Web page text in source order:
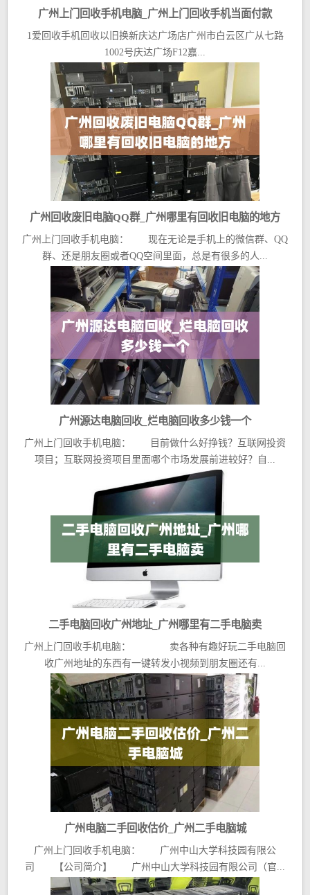
广州上门回收手机电脑_广州上门回收手机当面付款
1爱回收手机回收以旧换新庆达广场店广州市白云区广从七路
1002号庆达广场F12嘉...
广州回收废旧电脑QQ群_广州哪里有回收旧电脑的地方
广州上门回收手机电脑： 现在无论是手机上的微信群、QQ
群、还是朋友圈或者QQ空间里面，总是有很多的人...
广州源达电脑回收_烂电脑回收多少钱一个
广州上门回收手机电脑： 目前做什么好挣钱？互联网投资
项目；互联网投资项目里面哪个市场发展前进较好？自...
二手电脑回收广州地址_广州哪里有二手电脑卖
广州上门回收手机电脑： 卖各种有趣好玩二手电脑回
收广州地址的东西有一键转发小视频到朋友圈还有...
广州电脑二手回收估价_广州二手电脑城
广州上门回收手机电脑： 广州中山大学科技园有限公
司 【公司简介】 广州中山大学科技园有限公司（官...